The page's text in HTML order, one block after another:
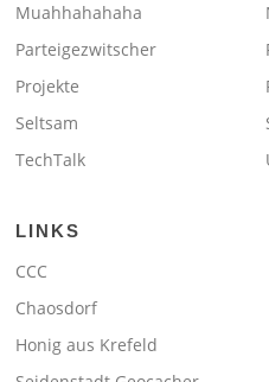
Muahhahahaha
Parteigezwitscher
Projekte
Seltsam
TechTalk
LINKS
CCC
Chaosdorf
Honig aus Krefeld